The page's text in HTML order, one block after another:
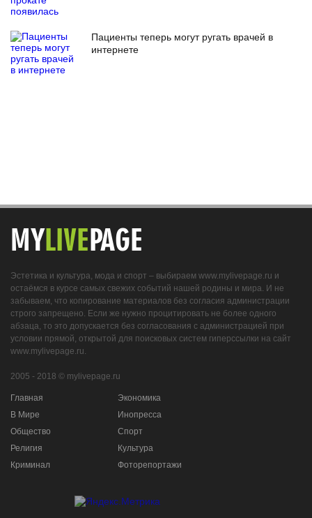
Пациенты теперь могут ругать врачей в
интернете
MYLIVEPAGE
Эстетика и культура, мода и спорт – выбираем www.mylivepage.ru и
остаёмся в курсе самых свежих событий нашей родины и мира. И не
забываем, что копирование материалов без согласия администрации
строго запрещено. Если же нужно процитировать не более одного
абзаца, то это допускается без согласования с администрацией при
условии прямой, открытой для поисковых систем гиперссылки на сайт
www.mylivepage.ru.
2005 - 2018 © mylivepage.ru
Главная
В Мире
Общество
Религия
Криминал
Экономика
Инопресса
Спорт
Культура
Фоторепортажи